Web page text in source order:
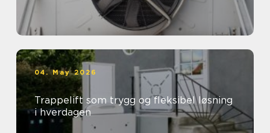
04. May 2026
Trappelift som trygg og fleksibel løsning
i hverdagen